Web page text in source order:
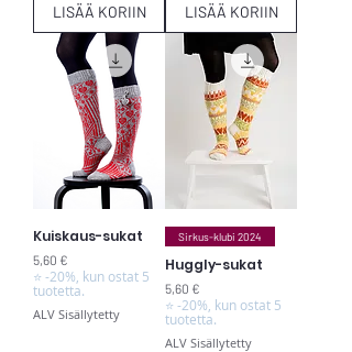
LISÄÄ KORIIN LISÄÄ KORIIN
Kuiskaus-sukat
Hinta
5,60 €
⭐ -20%, kun ostat 5
tuotetta.
ALV Sisällytetty
Sirkus-klubi 2024
Huggly-sukat
Hinta
5,60 €
⭐ -20%, kun ostat 5
tuotetta.
ALV Sisällytetty